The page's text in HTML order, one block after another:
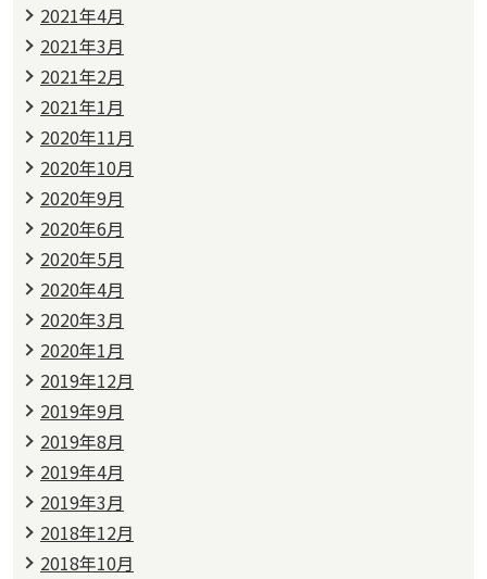
2021年4月
2021年3月
2021年2月
2021年1月
2020年11月
2020年10月
2020年9月
2020年6月
2020年5月
2020年4月
2020年3月
2020年1月
2019年12月
2019年9月
2019年8月
2019年4月
2019年3月
2018年12月
2018年10月